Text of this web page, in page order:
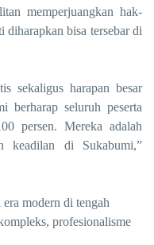
memperjuangkan hak-
bisa tersebar di
sekaligus harapan besar
berharap seluruh peserta
persen. Mereka adalah
keadilan di Sukabumi,”
modern di tengah
profesionalisme